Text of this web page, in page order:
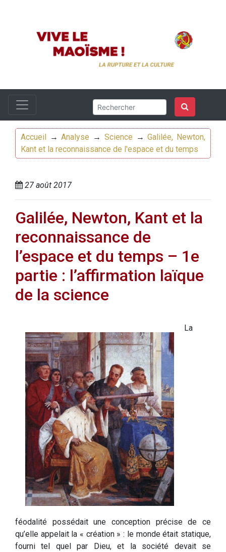
Accueil →Analyse → Science →Galilée, Newton,
Kant et la reconnaissance de l'espace et du temps
27 août 2017
Galilée, Newton, Kant et la
reconnaissance de
l’espace et du temps – 1e
partie : l’affirmation laïque
de la science
La
féodalité possédait une conception précise de ce
qu’elle appelait la « création » : le monde était statique,
fourni tel quel par Dieu, et la société devait se